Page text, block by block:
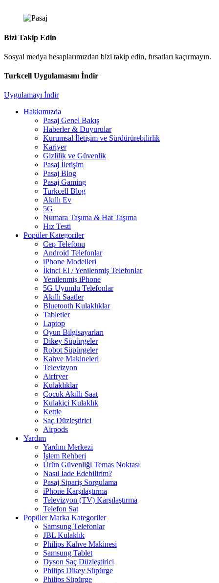
Bizi Takip Edin
Sosyal medya hesaplarımızdan bizi takip edin, fırsatları kaçırmayın.
Turkcell Uygulamasını İndir
Uygulamayı İndir
Hakkımızda
Pasaj Genel Bakış
Haberler & Duyurular
Kurumsal İletişim ve Sürdürürebilirlik
Kariyer
Gizlilik ve Güvenlik
Pasaj İletişim
Pasaj Blog
Pasaj Gaming
Turkcell Blog
Akıllı Ev
5G
Numara Taşıma & Hat Taşıma
Hız Testi
Popüler Kategoriler
Cep Telefonu
Android Telefonlar
iPhone Modelleri
İkinci El / Yenilenmiş Telefonlar
Yenilenmiş iPhone
5G Uyumlu Telefonlar
Akıllı Saatler
Bluetooth Kulaklıklar
Tabletler
Laptop
Oyun Bilgisayarları
Dikey Süpürgeler
Robot Süpürgeler
Kahve Makineleri
Televizyon
Airfryer
Kulaklıklar
Çocuk Akıllı Saat
Kulakiçi Kulaklık
Kettle
Saç Düzleştirici
Airpods
Yardım
Yardım Merkezi
İşlem Rehberi
Ürün Güvenliği Temas Noktası
Nasıl İade Edebilirim?
Pasaj Sipariş Sorgulama
iPhone Karşılaştırma
Televizyon (TV) Karşılaştırma
Telefon Sat
Popüler Marka Kategoriler
Samsung Telefonlar
JBL Kulaklık
Philips Kahve Makinesi
Samsung Tablet
Dyson Saç Düzleştirici
Philips Dikey Süpürge
Philips Süpürge